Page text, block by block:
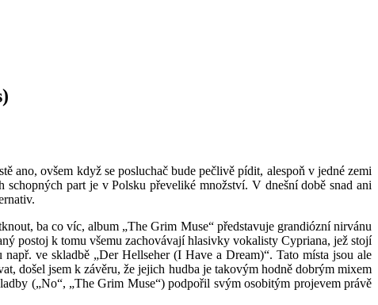
ano, ovšem když se posluchač bude pečlivě pídit, alespoň v jedné zemi
schopných part je v Polsku převeliké množství. V dnešní době snad ani
ba co víc, album „The Grim Muse“ představuje grandiózní nirvánu
postoj k tomu všemu zachovávají hlasivky vokalisty Cypriana, jež stojí
ve skladbě „Der Hellseher (I Have a Dream)“. Tato místa jsou ale
došel jsem k závěru, že jejich hudba je takovým hodně dobrým mixem
(„No“, „The Grim Muse“) podpořil svým osobitým projevem právě